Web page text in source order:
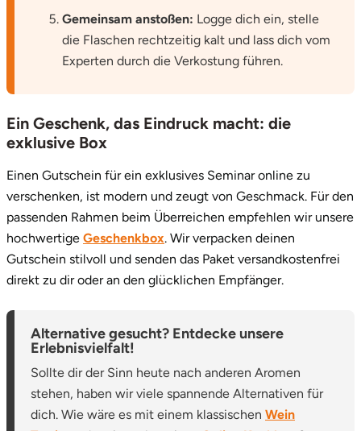
Gemeinsam anstoßen: Logge dich ein, stelle
die Flaschen rechtzeitig kalt und lass dich vom
Experten durch die Verkostung führen.
Ein Geschenk, das Eindruck macht: die
exklusive Box
Einen Gutschein für ein exklusives Seminar online zu
verschenken, ist modern und zeugt von Geschmack. Für den
passenden Rahmen beim Überreichen empfehlen wir unsere
hochwertige Geschenkbox. Wir verpacken deinen
Gutschein stilvoll und senden das Paket versandkostenfrei
direkt zu dir oder an den glücklichen Empfänger.
Alternative gesucht? Entdecke unsere
Erlebnisvielfalt!
Sollte dir der Sinn heute nach anderen Aromen
stehen, haben wir viele spannende Alternativen für
dich. Wie wäre es mit einem klassischen Wein
Villingen Schwenningen
Vorpommern-Rügen
Weimar
Wertach
Wesel
Würzburg
Zweibrücken